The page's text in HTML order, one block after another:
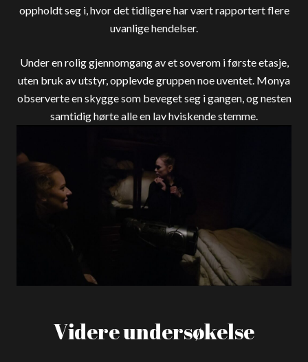
oppholdt seg i, hvor det tidligere har vært rapportert flere
uvanlige hendelser.
Under en rolig gjennomgang av et soverom i første etasje,
uten bruk av utstyr, opplevde gruppen noe uventet. Monya
observerte en skygge som beveget seg i gangen, og nesten
samtidig hørte alle en lav hviskende stemme.
Videre undersøkelse